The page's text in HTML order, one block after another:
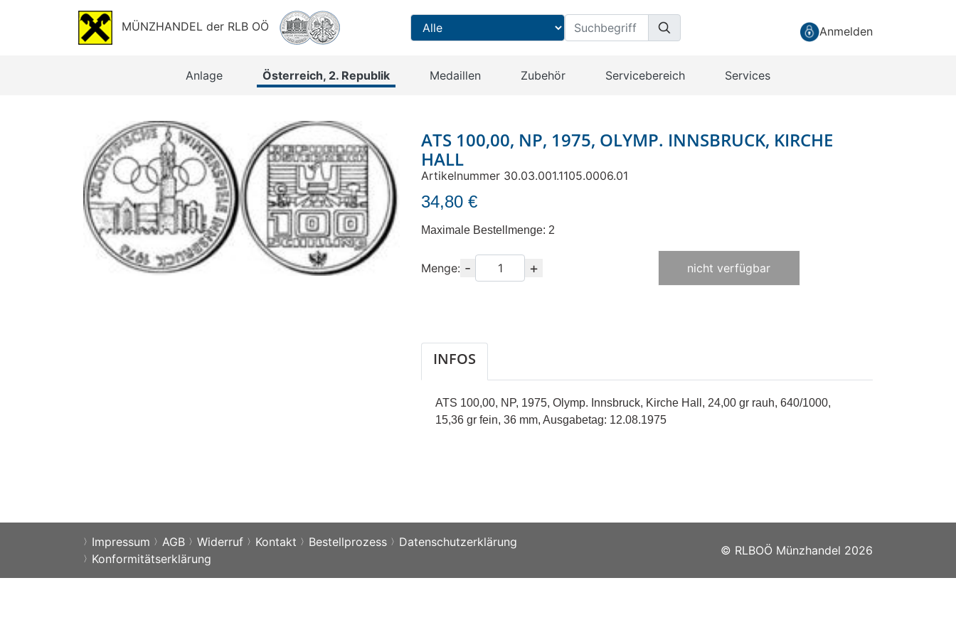
MÜNZHANDEL der RLB OÖ Anmelden
Anlage Österreich, 2. Republik Medaillen Zubehör Servicebereich Services
ATS 100,00, NP, 1975, OLYMP. INNSBRUCK, KIRCHE
HALL
Artikelnummer 30.03.001.1105.0006.01
34,80 €
Maximale Bestellmenge: 2
Menge: -
Menge + nicht verfügbar
INFOS
ATS 100,00, NP, 1975, Olymp. Innsbruck, Kirche Hall, 24,00 gr rauh, 640/1000,
15,36 gr fein, 36 mm, Ausgabetag: 12.08.1975
Impressum AGB Widerruf Kontakt Bestellprozess
Datenschutzerklärung
Konformitätserklärung
© RLBOÖ Münzhandel 2026